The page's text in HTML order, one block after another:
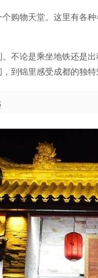
购物天堂。这里有各
不论是乘坐地铁还是
到锦里感受成都的独特